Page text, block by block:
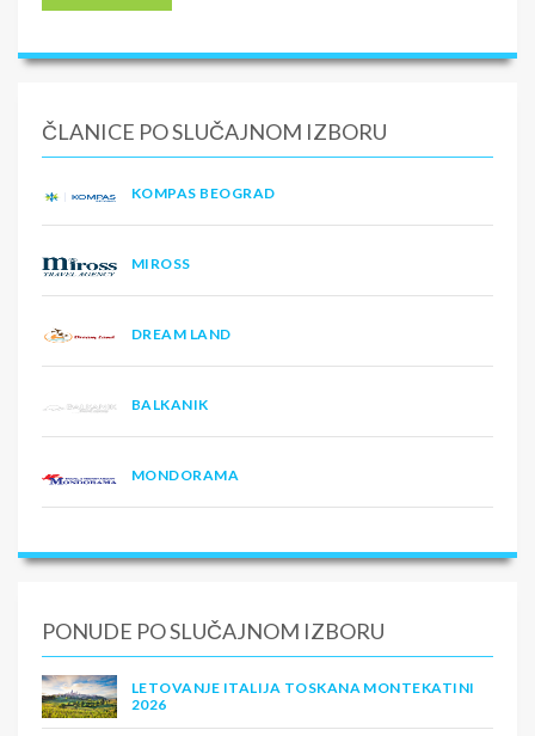
ČLANICE PO SLUČAJNOM IZBORU
KOMPAS BEOGRAD
MIROSS
DREAM LAND
BALKANIK
MONDORAMA
PONUDE PO SLUČAJNOM IZBORU
LETOVANJE ITALIJA TOSKANA MONTEKATINI
2026